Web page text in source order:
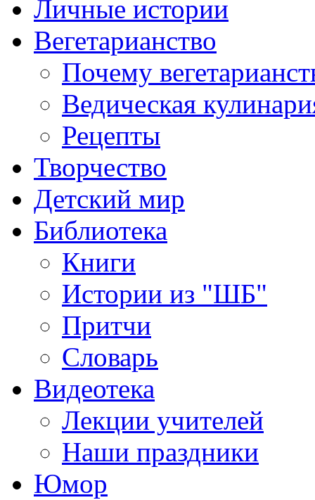
Личные истории
Вегетарианство
Почему
Ведическая
Рецепты
Творчество
Детский мир
Библиотека
Книги
Истории из "ШБ"
Притчи
Словарь
Видеотека
Лекции учителей
Наши праздники
Юмор